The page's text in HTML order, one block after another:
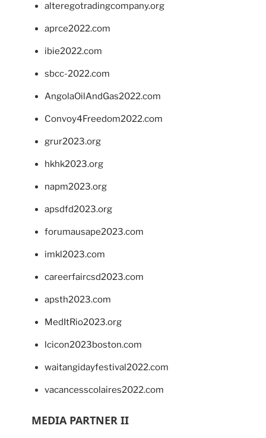
alteregotradingcompany.org
aprce2022.com
ibie2022.com
sbcc-2022.com
AngolaOilAndGas2022.com
Convoy4Freedom2022.com
grur2023.org
hkhk2023.org
napm2023.org
apsdfd2023.org
forumausape2023.com
imkl2023.com
careerfaircsd2023.com
apsth2023.com
MedItRio2023.org
lcicon2023boston.com
waitangidayfestival2022.com
vacancesscolaires2022.com
MEDIA PARTNER II